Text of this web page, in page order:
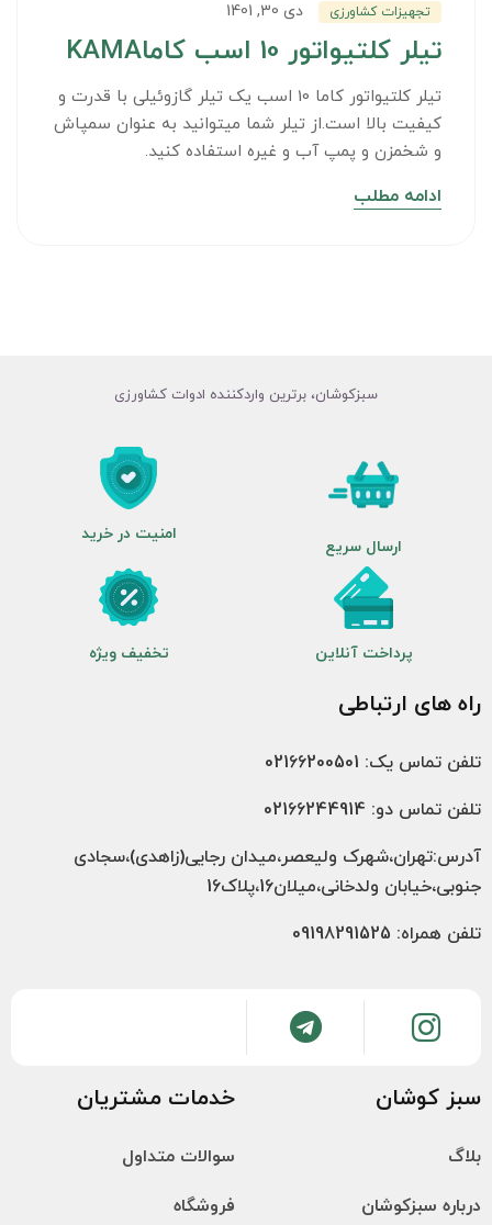
تجهیزات کشاورزی دی 30, 1401
تیلر کلتیواتور 10 اسب کاماKAMA
تیلر کلتیواتور کاما 10 اسب یک تیلر گازوئیلی با قدرت و
کیفیت بالا است.از تیلر شما میتوانید به عنوان سمپاش
و شخمزن و پمپ آب و غیره استفاده کنید.
ادامه مطلب
سبزکوشان، برترین واردکننده ادوات کشاورزی
ارسال سریع
امنیت در خرید
پرداخت آنلاین تخفیف ویژه
راه های ارتباطی
تلفن تماس یک: 02166200501
تلفن تماس دو: 02166244914
آدرس:تهران،شهرک ولیعصر،میدان رجایی(زاهدی)،سجادی
جنوبی،خیابان ولدخانی،میلان16،پلاک16
تلفن همراه: 09198291525
سبز کوشان
بلاگ
درباره سبزکوشان
خدمات مشتریان
سوالات متداول
فروشگاه